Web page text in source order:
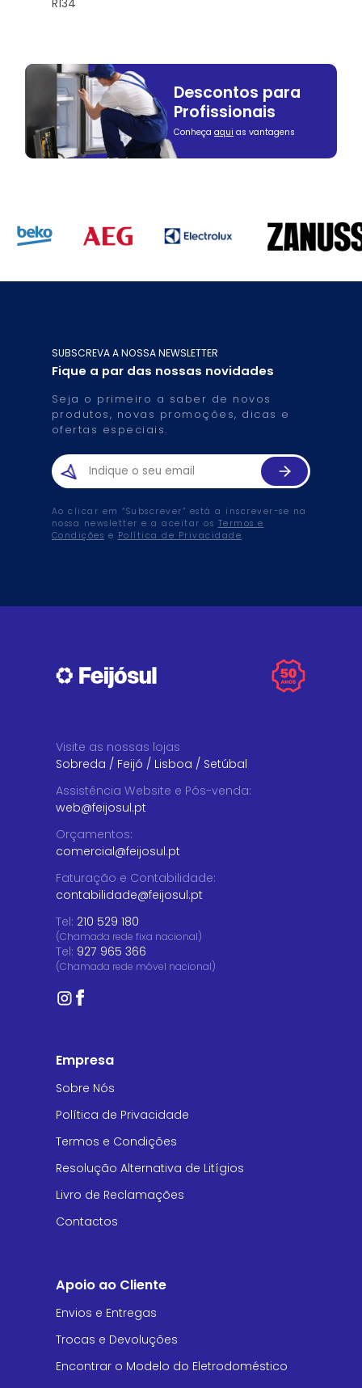
R134
Descontos para
Profissionais
Conheça aqui as vantagens
SUBSCREVA A NOSSA NEWSLETTER
Fique a par das nossas novidades
Seja o primeiro a saber de novos
produtos, novas promoções, dicas e
ofertas especiais.
Ao clicar em “Subscrever” está a inscrever-se na
nossa newsletter e a aceitar os Termos e
Condições e Política de Privacidade.
Visite as nossas lojas
Sobreda / Feijó / Lisboa / Setúbal
Assistência Website e Pós-venda:
web@feijosul.pt
Orçamentos:
comercial@feijosul.pt
Faturação e Contabilidade:
contabilidade@feijosul.pt
Tel: 210 529 180
(Chamada rede fixa nacional)
Tel: 927 965 366
(Chamada rede móvel nacional)
Empresa
Sobre Nós
Política de Privacidade
Termos e Condições
Resolução Alternativa de Litígios
Livro de Reclamações
Contactos
Apoio ao Cliente
Envios e Entregas
Trocas e Devoluções
Encontrar o Modelo do Eletrodoméstico